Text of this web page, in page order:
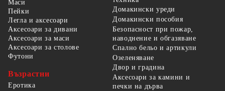
Маси
Пейки
Легла и аксесоари
Аксесоари за дивани
Аксесоари за маси
Аксесоари за столове
Футони
Възрастни
Еротика
Домакински уреди
Домакински пособия
Безопасност при пожар,
наводнение и обгазяване
Спално бельо и артикули
Озеленяване
Двор и градина
Аксесоари за камини и
печки на дърва